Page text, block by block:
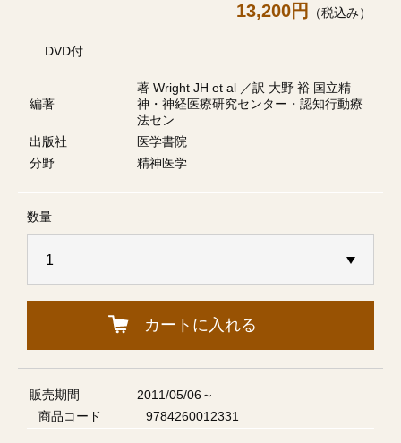
13,200円 （税込み）
DVD付
編著
著 Wright JH et al ／訳 大野 裕 国立精
神・神経医療研究センター・認知行動療
法セン
出版社
医学書院
分野
精神医学
数量
カートに入れる
販売期間
2011/05/06～
商品コード
9784260012331